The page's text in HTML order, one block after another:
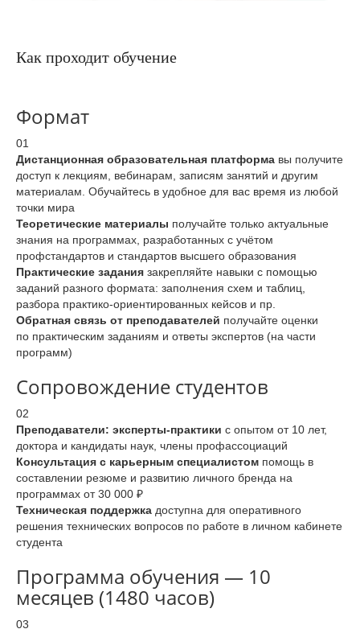
Как проходит обучение
Формат
01
Дистанционная образовательная платформа вы получите
доступ к лекциям, вебинарам, записям занятий и другим
материалам. Обучайтесь в удобное для вас время из любой
точки мира
Теоретические материалы получайте только актуальные
знания на программах, разработанных с учётом
профстандартов и стандартов высшего образования
Практические задания закрепляйте навыки с помощью
заданий разного формата: заполнения схем и таблиц,
разбора практико-ориентированных кейсов и пр.
Обратная связь от преподавателей получайте оценки
по практическим заданиям и ответы экспертов (на части
программ)
Сопровождение студентов
02
Преподаватели: эксперты-практики с опытом от 10 лет,
доктора и кандидаты наук, члены профассоциаций
Консультация с карьерным специалистом помощь в
составлении резюме и развитию личного бренда на
программах от 30 000 ₽
Техническая поддержка доступна для оперативного
решения технических вопросов по работе в личном кабинете
студента
Программа обучения — 10
месяцев (1480 часов)
03